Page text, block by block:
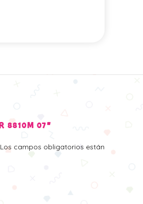
8810M 07”
Los campos obligatorios están